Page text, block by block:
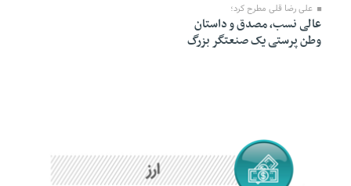
علی رضا قلی مطرح کرد؛
عالی نسب، مصدق و داستان
وطن پرستی یک صنعتگر بزرگ